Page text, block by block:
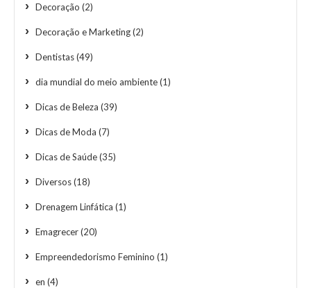
Decoração (2)
Decoração e Marketing(2)
Dentistas(49)
dia mundial do meio ambiente(1)
Dicas de Beleza (39)
Dicas de Moda (7)
Dicas de Saúde(35)
Diversos(18)
Drenagem Linfática (1)
Emagrecer(20)
Empreendedorismo Feminino (1)
en (4)